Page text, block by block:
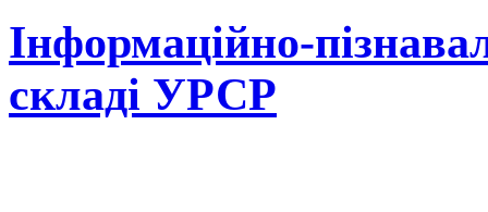
Інформаційно-
складі УРСР